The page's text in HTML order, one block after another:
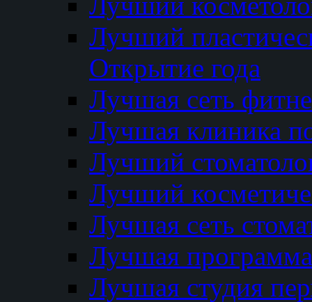
Лучший
Открытие года
Лучшая сеть
Лучшая клиника
Лучший
Лучший
Лучшая сеть
Лучшая программа
Лучшая студия